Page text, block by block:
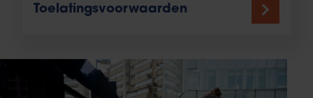
Toelatingsvoorwaarden